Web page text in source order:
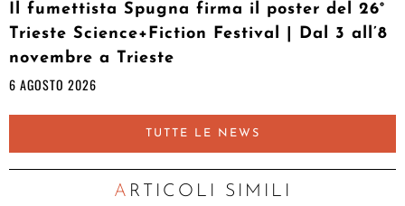
Il fumettista Spugna firma il poster del 26°
Trieste Science+Fiction Festival | Dal 3 all’8
novembre a Trieste
6 AGOSTO 2026
TUTTE LE NEWS
ARTICOLI SIMILI